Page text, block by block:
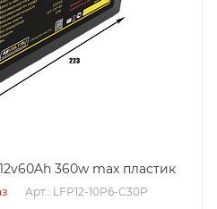
360w max пластик
Арт.: LFP12-10P6-C30P